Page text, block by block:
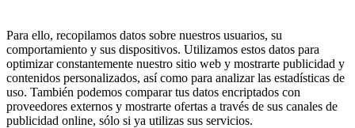
Para ello, recopilamos datos sobre nuestros usuarios, su
comportamiento y sus dispositivos. Utilizamos estos datos para
optimizar constantemente nuestro sitio web y mostrarte publicidad y
contenidos personalizados, así como para analizar las estadísticas de
uso. También podemos comparar tus datos encriptados con
proveedores externos y mostrarte ofertas a través de sus canales de
publicidad online, sólo si ya utilizas sus servicios.